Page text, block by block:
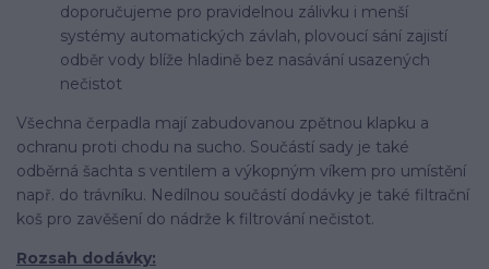
doporučujeme pro pravidelnou zálivku i menší
systémy automatických závlah, plovoucí sání zajistí
odběr vody blíže hladině bez nasávání usazených
nečistot
Všechna čerpadla mají zabudovanou zpětnou klapku a
ochranu proti chodu na sucho. Součástí sady je také
odběrná šachta s ventilem a výkopným víkem pro umístění
např. do trávníku. Nedílnou součástí dodávky je také filtrační
koš pro zavěšení do nádrže k filtrování nečistot.
Rozsah dodávky: